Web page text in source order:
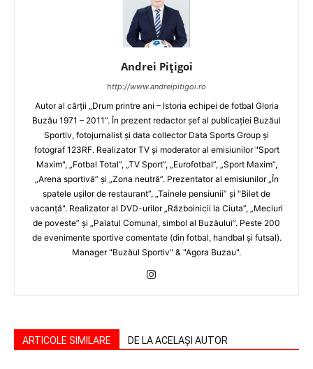
Andrei Pițigoi
http://www.andreipitigoi.ro
Autor al cărţii „Drum printre ani – Istoria echipei de fotbal Gloria
Buzău 1971 – 2011”. În prezent redactor şef al publicaţiei Buzăul
Sportiv, fotojurnalist şi data collector Data Sports Group şi
fotograf 123RF. Realizator TV şi moderator al emisiunilor "Sport
Maxim", „Fotbal Total”, „TV Sport”, „Eurofotbal”, „Sport Maxim”,
„Arena sportivă” şi „Zona neutră”. Prezentator al emisiunilor „În
spatele uşilor de restaurant”, „Tainele pensiunii” şi "Bilet de
vacanţă". Realizator al DVD-urilor „Războinicii la Ciuta”, „Meciuri
de poveste” şi „Palatul Comunal, simbol al Buzăului”. Peste 200
de evenimente sportive comentate (din fotbal, handbal şi futsal).
Manager "Buzăul Sportiv" & "Agora Buzau".
ARTICOLE SIMILARE DE LA ACELAȘI AUTOR